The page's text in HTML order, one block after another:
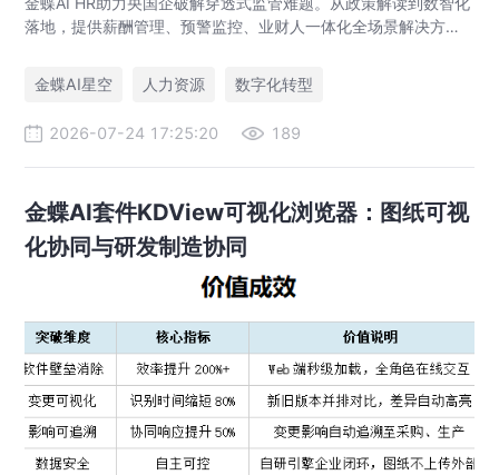
落地，提供薪酬管理、预警监控、业财人一体化全场景解决方
金蝶AI星空
人力资源 数字化转型
2026-07-24 17:25:20 189
金蝶AI套件KDView可视化浏览器：图纸可视
化协同与研发制造协同